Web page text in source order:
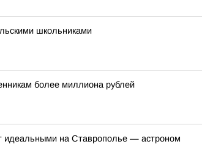
школьниками
более миллиона рублей
идеальными на Ставрополье — астроном